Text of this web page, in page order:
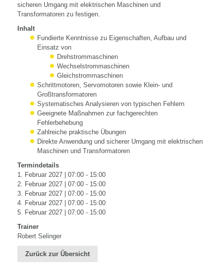
sicheren Umgang mit elektrischen Maschinen und
Transformatoren zu festigen.
Inhalt
Fundierte Kenntnisse zu Eigenschaften, Aufbau und
Einsatz von
Drehstrommaschinen
Wechselstrommaschinen
Gleichstrommaschinen
Schrittmotoren, Servomotoren sowie Klein- und
Großtransformatoren
Systematisches Analysieren von typischen Fehlern
Geeignete Maßnahmen zur fachgerechten
Fehlerbehebung
Zahlreiche praktische Übungen
Direkte Anwendung und sicherer Umgang mit elektrischen
Maschinen und Transformatoren
Termindetails
1. Februar 2027 | 07:00 - 15:00
2. Februar 2027 | 07:00 - 15:00
3. Februar 2027 | 07:00 - 15:00
4. Februar 2027 | 07:00 - 15:00
5. Februar 2027 | 07:00 - 15:00
Trainer
Robert Selinger
Zurück zur Übersicht